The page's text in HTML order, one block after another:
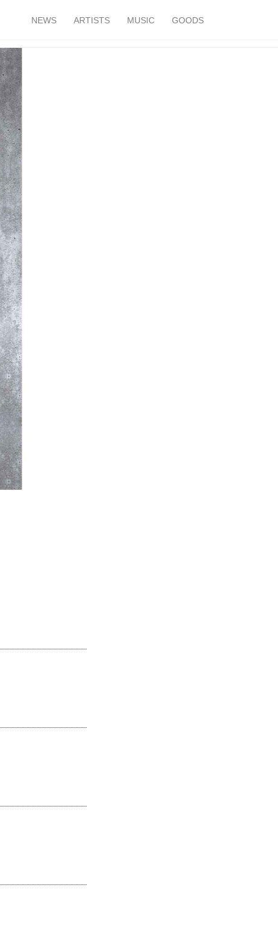
NEWS ARTISTS MUSIC GOODS